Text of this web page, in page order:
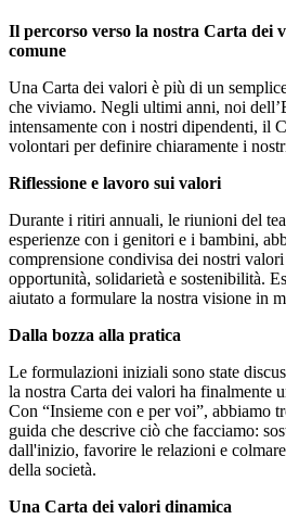
Il percorso verso la nostra Carta dei
comune
Una Carta dei valori è più di un
che viviamo. Negli ultimi anni, noi
intensamente con i nostri dipendenti, il
volontari per definire chiaramente i
Riflessione e lavoro sui valori
Durante i ritiri annuali, le riunioni del
esperienze con i genitori e i bambini,
comprensione condivisa dei nostri
opportunità, solidarietà e sostenibilità.
aiutato a formulare la nostra visione in
Dalla bozza alla pratica
Le formulazioni iniziali sono state
la nostra Carta dei valori ha finalmente
Con “Insieme con e per voi”, abbiamo
guida che descrive ciò che facciamo:
dall'inizio, favorire le relazioni e
della società.
Una Carta dei valori dinamica